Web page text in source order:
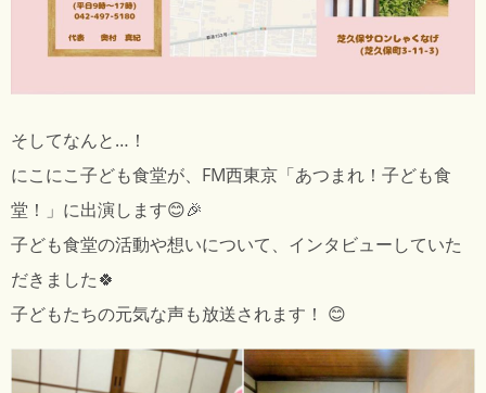
そしてなんと…！
にこにこ子ども食堂が、FM西東京「あつまれ！子ども食
堂！」に出演します😊🎉
子ども食堂の活動や想いについて、インタビューしていた
だきました🍀
子どもたちの元気な声も放送されます！ 😊